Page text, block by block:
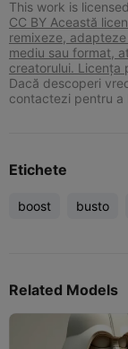
This work is
CC BY Această
remixeze,
mediu sau format,
creatorului. Licența
Dacă descoperi
contactezi pentru a
Etichete
boost busto
Related Models